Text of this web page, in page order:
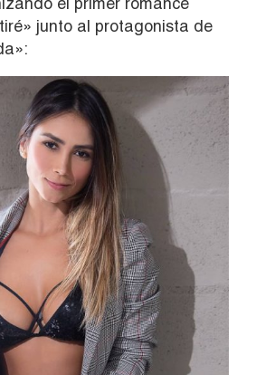
junto al protagonista de